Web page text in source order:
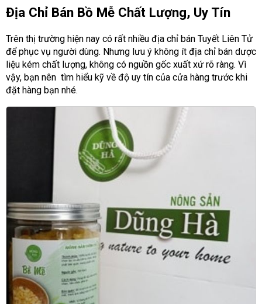
Địa Chỉ Bán Bồ Mễ Chất Lượng, Uy Tín
Trên thị trường hiện nay có rất nhiều địa chỉ bán Tuyết Liên Tử
để phục vụ người dùng. Nhưng lưu ý không ít địa chỉ bán dược
liệu kém chất lượng, không có nguồn gốc xuất xứ rõ ràng. Vì
vậy, bạn nên tìm hiểu kỹ về độ uy tín của cửa hàng trước khi
đặt hàng bạn nhé.